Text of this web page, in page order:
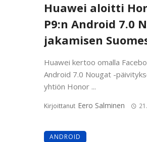
Huawei aloitti
P9:n Android 7.0
jakamisen
Huawei kertoo omalla
Android 7.0 Nougat -
yhtiön Honor ...
Kirjoittanut Eero Salminen
ANDROID